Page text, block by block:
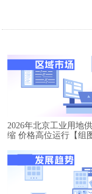
2026年北京工业用地
缩 价格高位运行【组